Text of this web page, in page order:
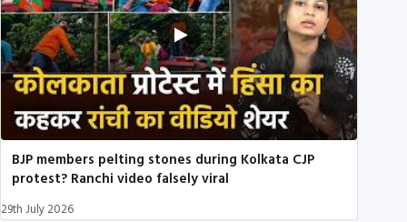
BJP members pelting stones during Kolkata CJP
protest? Ranchi video falsely viral
29th July 2026